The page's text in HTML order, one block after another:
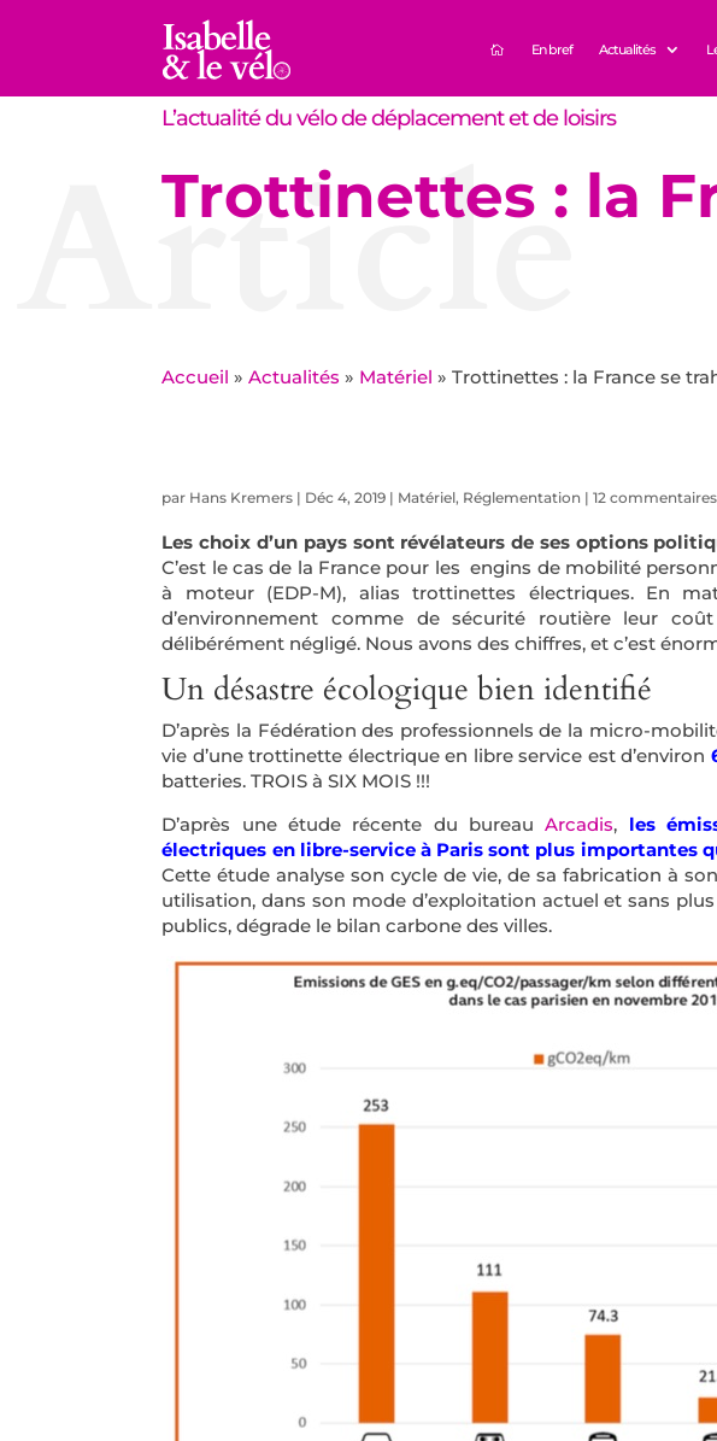
En bref Actualités
L’actualité du vélo de déplacement et de loisirs
Trottinettes : la
Article
Accueil »Actualités » Matériel »Trottinettes : la France se
par Hans Kremers | Déc 4, 2019 | Matériel, Réglementation |12 commentaires
Les choix d’un pays sont révélateurs de ses options
C’est le cas de la France pour les engins de mobilité
à moteur (EDP-M), alias trottinettes électriques. En
d’environnement comme de sécurité routière leur
délibérément négligé. Nous avons des chiffres, et c’est
Un désastre écologique bien identifié
D’après la Fédération des professionnels de la micro-
vie d’une trottinette électrique en libre service est d’environ
batteries. TROIS à SIX MOIS !!!
D’après une étude récente du bureauArcadis, les
électriques en libre-service à Paris sont plus importantes
Cette étude analyse son cycle de vie, de sa fabrication à
utilisation, dans son mode d’exploitation actuel et sans
publics, dégrade le bilan carbone des villes.